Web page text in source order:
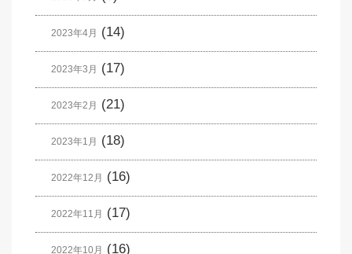
2023年4月 (14)
2023年3月 (17)
2023年2月 (21)
2023年1月 (18)
2022年12月 (16)
2022年11月 (17)
2022年10月 (16)